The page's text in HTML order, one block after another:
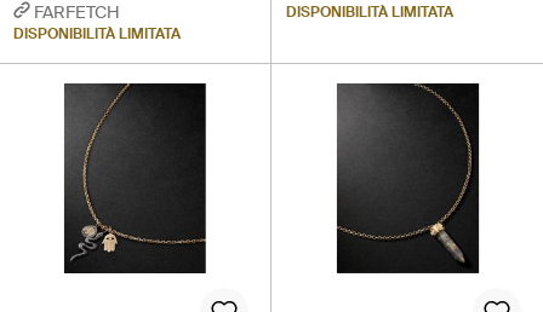
FARFETCH
DISPONIBILITÀ LIMITATA
DISPONIBILITÀ LIMITATA